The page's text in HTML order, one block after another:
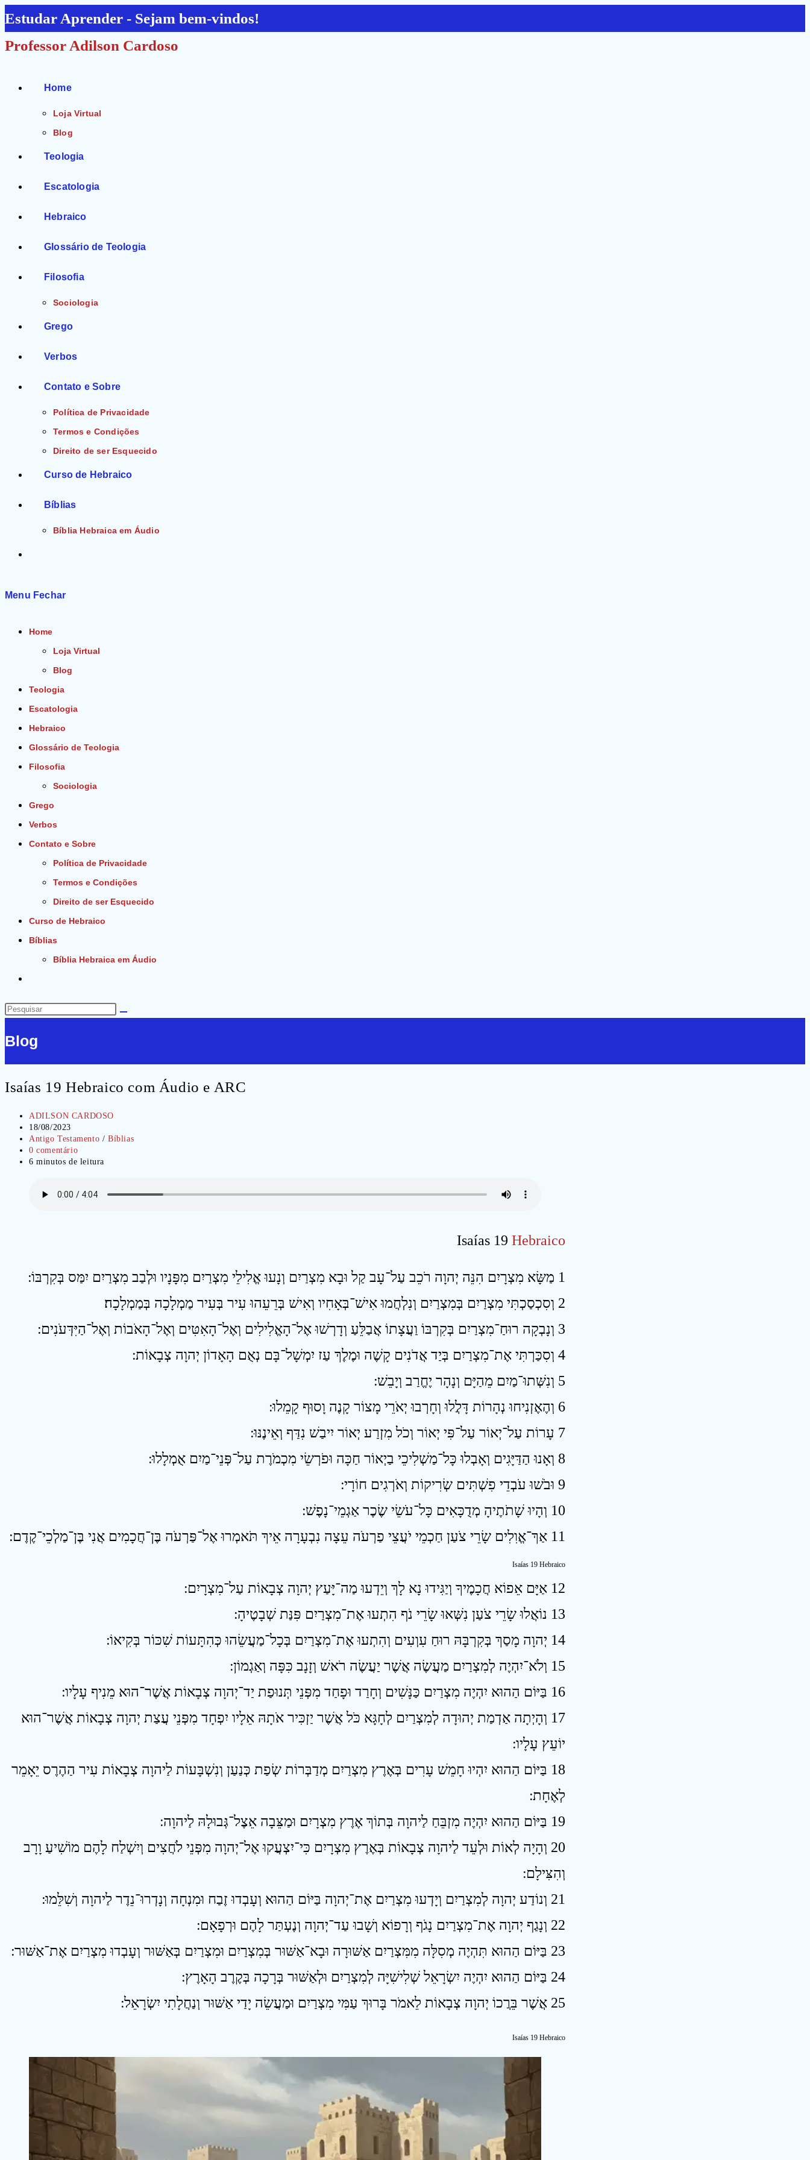
Ir
para
o
Estudar Aprender - Sejam bem-vindos!
Professor Adilson Cardoso
Home
Loja Virtual
Blog
Teologia
Escatologia
Hebraico
Glossário de Teologia
Filosofia
Sociologia
Grego
Verbos
Contato e Sobre
Política de Privacidade
Termos e Condições
Direito de ser Esquecido
Curso de Hebraico
Bíblias
Bíblia Hebraica em Áudio
Menu Fechar
Home
Loja Virtual
Blog
Teologia
Escatologia
Hebraico
Glossário de Teologia
Filosofia
Sociologia
Grego
Verbos
Contato e Sobre
Política de Privacidade
Termos e Condições
Direito de ser Esquecido
Curso de Hebraico
Bíblias
Bíblia Hebraica em Áudio
do
site
Pesquisar
site
Blog
Isaías 19 Hebraico com Áudio e ARC
Autor
do
post:
ADILSON CARDOSO
Post
publicado:
18/08/2023
Categoria
do
post:
Antigo Testamento / Bíblias
Comentários
do
0 comentário
Tempo
6 minutos de leitura
Isaías 19 Hebraico
1 מַשָּׂא מִצְרָיִם הִנֵּה יְהוָה רֹכֵב עַל־עָב קַל וּבָא מִצְרַיִם וְנָעוּ אֱלִילֵי מִצְרַיִם מִפָּנָיו וּלְבַב מִצְרַיִם יִמַּס בְּקִרְבּוֹ ׃
2 וְסִכְסַכְתִּי מִצְרַיִם בְּמִצְרַיִם וְנִלְחֲמוּ אִישׁ־בְּאָחִיו וְאִישׁ בְּרֵעֵהוּ עִיר בְּעִיר מַמְלָכָה בְּמַמְלָכָה׃
3 וְנָבְקָה רוּחַ־מִצְרַיִם בְּקִרְבּוֹ וַעֲצָתוֹ אֲבַלֵּעַ וְדָרְשׁוּ אֶל־הָאֱלִילִים וְאֶל־הָאִטִּים וְאֶל־הָאֹבוֹת וְאֶל־הַיִּדְּעֹנִים ׃
4 וְסִכַּרְתִּי אֶת־מִצְרַיִם בְּיַד אֲדֹנִים קָשֶׁה וּמֶלֶךְ עַז יִמְשָׁל־בָּם נְאֻם הָאָדוֹן יְהוָה צְבָאוֹת ׃
5 וְנִשְּׁתוּ־מַיִם מֵהַיָּם וְנָהָר יֶחֱרַב וְיָבֵשׁ ׃
6 וְהֶאֶזְנִיחוּ נְהָרוֹת דָּלֲלוּ וְחָרְבוּ יְאֹרֵי מָצוֹר קָנֶה וָסוּף קָמֵלוּ ׃
7 עָרוֹת עַל־יְאוֹר עַל־פִּי יְאוֹר וְכֹל מִזְרַע יְאוֹר יִיבַשׁ נִדַּף וְאֵינֶנּוּ ׃
8 וְאָנוּ הַדַּיָּגִים וְאָבְלוּ כָּל־מַשְׁלִיכֵי בַיְאוֹר חַכָּה וּפֹרְשֵׂי מִכְמֹרֶת עַל־פְּנֵי־מַיִם אֻמְלָלוּ ׃
9 וּבֹשׁוּ עֹבְדֵי פִשְׁתִּים שְׂרִיקוֹת וְאֹרְגִים חוֹרָי ׃
10 וְהָיוּ שָׁתֹתֶיהָ מְדֻכָּאִים כָּל־עֹשֵׂי שֶׂכֶר אַגְמֵי־נָפֶשׁ ׃
11 אַךְ־אֱוִלִים שָׂרֵי צֹעַן חַכְמֵי יֹעֲצֵי פַרְעֹה עֵצָה נִבְעָרָה אֵיךְ תֹּאמְרוּ אֶל־פַּרְעֹה בֶּן־חֲכָמִים אֲנִי בֶּן־מַלְכֵי־קֶדֶם ׃
Isaías 19 Hebraico
12 אַיָּם אֵפוֹא חֲכָמֶיךָ וְיַגִּידוּ נָא לָךְ וְיֵדְעוּ מַה־יָּעַץ יְהוָה צְבָאוֹת עַל־מִצְרָיִם ׃
13 נוֹאֲלוּ שָׂרֵי צֹעַן נִשְּׁאוּ שָׂרֵי נֹף הִתְעוּ אֶת־מִצְרַיִם פִּנַּת שְׁבָטֶיהָ ׃
14 יְהוָה מָסַךְ בְּקִרְבָּהּ רוּחַ עִוְעִים וְהִתְעוּ אֶת־מִצְרַיִם בְּכָל־מַעֲשֵׂהוּ כְּהִתָּעוֹת שִׁכּוֹר בְּקִיאוֹ ׃
15 וְלֹא־יִהְיֶה לְמִצְרַיִם מַעֲשֶׂה אֲשֶׁר יַעֲשֶׂה רֹאשׁ וְזָנָב כִּפָּה וְאַגְמוֹן ׃
16 בַּיּוֹם הַהוּא יִהְיֶה מִצְרַיִם כַּנָּשִׁים וְחָרַד וּפָחַד מִפְּנֵי תְּנוּפַת יַד־יְהוָה צְבָאוֹת אֲשֶׁר־הוּא מֵנִיף עָלָיו ׃
17 וְהָיְתָה אַדְמַת יְהוּדָה לְמִצְרַיִם לְחָגָּא כֹּל אֲשֶׁר יַזְכִּיר אֹתָהּ אֵלָיו יִפְחָד מִפְּנֵי עֲצַת יְהוָה צְבָאוֹת אֲשֶׁר־הוּא
יוֹעֵץ עָלָיו ׃
18 בַּיּוֹם הַהוּא יִהְיוּ חָמֵשׁ עָרִים בְּאֶרֶץ מִצְרַיִם מְדַבְּרוֹת שְׂפַת כְּנַעַן וְנִשְׁבָּעוֹת לַיהוָה צְבָאוֹת עִיר הַהֶרֶס יֵאָמֵר
לְאֶחָת ׃
19 בַּיּוֹם הַהוּא יִהְיֶה מִזְבֵּחַ לַיהוָה בְּתוֹךְ אֶרֶץ מִצְרָיִם וּמַצֵּבָה אֵצֶל־גְּבוּלָהּ לַיהוָה ׃
20 וְהָיָה לְאוֹת וּלְעֵד לַיהוָה צְבָאוֹת בְּאֶרֶץ מִצְרָיִם כִּי־יִצְעֲקוּ אֶל־יְהוָה מִפְּנֵי לֹחֲצִים וְיִשְׁלַח לָהֶם מוֹשִׁיעַ וָרָב
וְהִצִּילָם ׃
21 וְנוֹדַע יְהוָה לְמִצְרַיִם וְיָדְעוּ מִצְרַיִם אֶת־יְהוָה בַּיּוֹם הַהוּא וְעָבְדוּ זֶבַח וּמִנְחָה וְנָדְרוּ־נֵדֶר לַיהוָה וְשִׁלֵּמוּ ׃
22 וְנָגַף יְהוָה אֶת־מִצְרַיִם נָגֹף וְרָפוֹא וְשָׁבוּ עַד־יְהוָה וְנֶעְתַּר לָהֶם וּרְפָאָם ׃
23 בַּיּוֹם הַהוּא תִּהְיֶה מְסִלָּה מִמִּצְרַיִם אַשּׁוּרָה וּבָא־אַשּׁוּר בְּמִצְרַיִם וּמִצְרַיִם בְּאַשּׁוּר וְעָבְדוּ מִצְרַיִם אֶת־אַשּׁוּר ׃
24 בַּיּוֹם הַהוּא יִהְיֶה יִשְׂרָאֵל שְׁלִישִׁיָּה לְמִצְרַיִם וּלְאַשּׁוּר בְּרָכָה בְּקֶרֶב הָאָרֶץ ׃
25 אֲשֶׁר בֵּרֲכוֹ יְהוָה צְבָאוֹת לֵאמֹר בָּרוּךְ עַמִּי מִצְרַיִם וּמַעֲשֵׂה יָדַי אַשּׁוּר וְנַחֲלָתִי יִשְׂרָאֵל ׃
Isaías 19 Hebraico